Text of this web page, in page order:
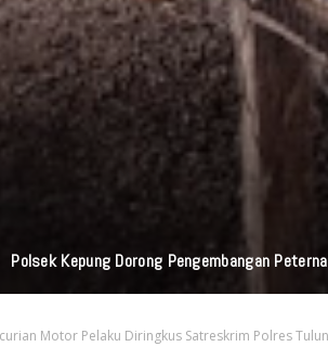
Praktisi Hukum Soroti Investasi
Motor Pelaku Diringkus Satreskrim Polres